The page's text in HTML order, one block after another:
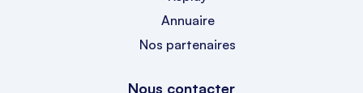
Annuaire
Nos partenaires
Nous contacter